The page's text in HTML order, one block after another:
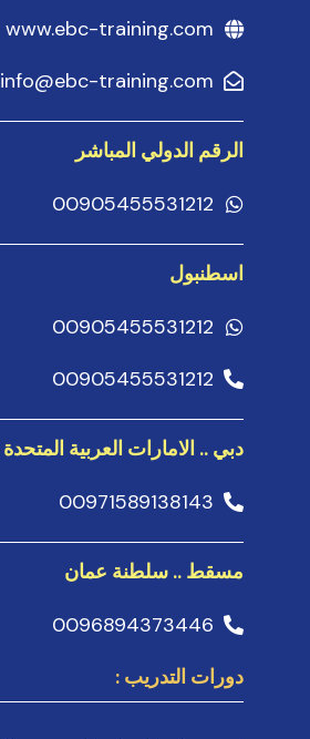
www.ebc-training.com
info@ebc-training.com
الرقم الدولي المباشر
00905455531212
اسطنبول
00905455531212
00905455531212
دبي .. الامارات العربية المتحدة
00971589138143
مسقط .. سلطنة عمان
0096894373446
دورات التدريب :